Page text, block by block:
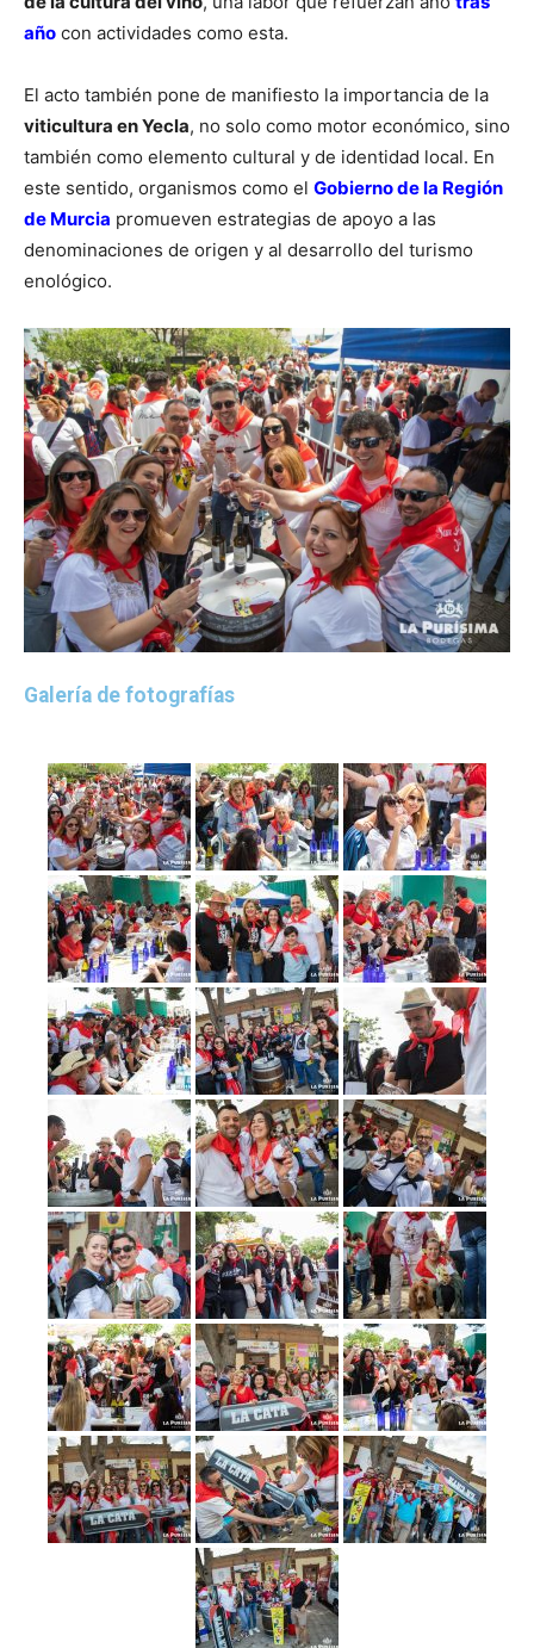
año con actividades como esta.
El acto también pone de manifiesto la importancia de la
viticultura en Yecla, no solo como motor económico, sino
también como elemento cultural y de identidad local. En
este sentido, organismos como el Gobierno de la Región
de Murcia promueven estrategias de apoyo a las
denominaciones de origen y al desarrollo del turismo
enológico.
Galería de fotografías